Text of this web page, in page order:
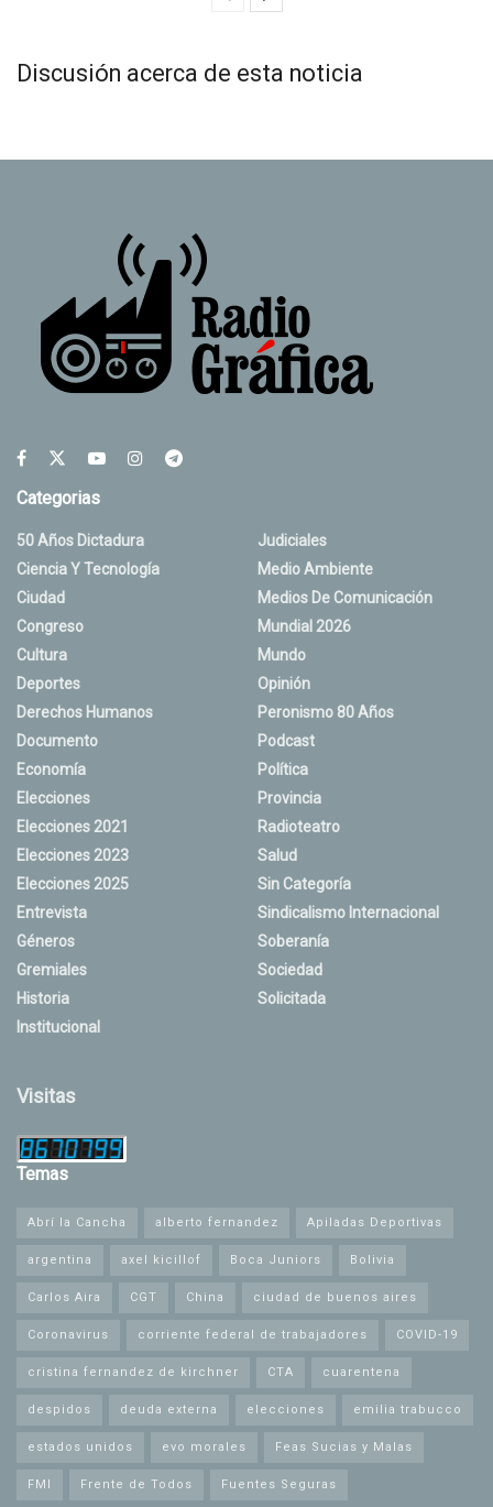
Discusión acerca de esta noticia
Categorias
50 Años Dictadura
Ciencia Y Tecnología
Ciudad
Congreso
Cultura
Deportes
Derechos Humanos
Documento
Economía
Elecciones
Elecciones 2021
Elecciones 2023
Elecciones 2025
Entrevista
Géneros
Gremiales
Historia
Institucional
Judiciales
Medio Ambiente
Medios De Comunicación
Mundial 2026
Mundo
Opinión
Peronismo 80 Años
Podcast
Política
Provincia
Radioteatro
Salud
Sin Categoría
Sindicalismo Internacional
Soberanía
Sociedad
Solicitada
Visitas
Temas
Abrí la Cancha alberto fernandez Apiladas Deportivas
argentina axel kicillof Boca Juniors Bolivia
Carlos Aira CGT China ciudad de buenos aires
Coronavirus corriente federal de trabajadores COVID-19
cristina fernandez de kirchner CTA cuarentena
despidos deuda externa elecciones emilia trabucco
estados unidos evo morales Feas Sucias y Malas
FMI Frente de Todos Fuentes Seguras